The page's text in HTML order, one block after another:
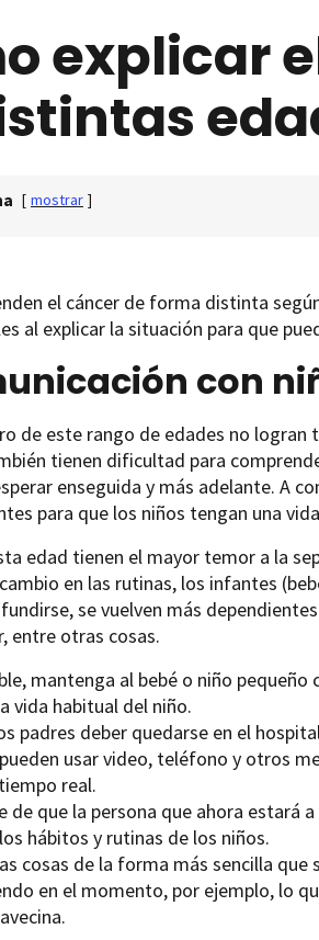
explicar
[ mostrar ]
el cáncer de forma distinta
al explicar la situación para que
con
de este rango de edades no
tienen dificultad para
enseguida y más adelante. A
para que los niños tengan una
edad tienen el mayor temor a la
en las rutinas, los infantes
se vuelven más
entre otras cosas.
mantenga al bebé o niño
vida habitual del niño.
padres deber quedarse en el
usar video, teléfono y otros
real.
de que la persona que ahora estará
hábitos y rutinas de los niños.
cosas de la forma más sencilla
en el momento, por ejemplo, lo